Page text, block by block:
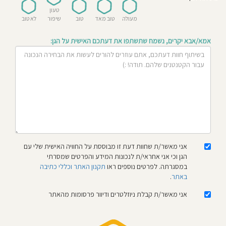
מעולה טוב מאד טוב
טעון
שיפור
לא טוב
אמא/אבא יקרים, נשמח שתשתפו את דעתכם האישית על הגן:
אני מאשר/ת שחוות דעת זו מבוססת על החוויה האישית שלי עם
הגן וכי אני אחראי/ת לנכונות המידע והפרטים שמסרתי
במסגרתה. לפרטים נוספים ראו תקנון האתר וכללי כתיבה
באתר.
אני מאשר/ת קבלת ניוזלטרים ודיוור פרסומות מהאתר